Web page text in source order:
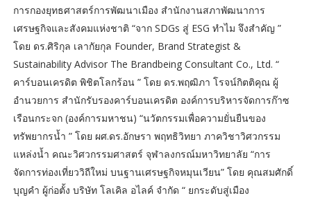
การกองยุทธศาสตร์การพัฒนาเมือง สำนักงานสภาพัฒนาการ
เศรษฐกิจและสังคมแห่งชาติ “จาก SDGs สู่ ESG ทำไม จึงสำคัญ ”
โดย ดร.ศิริกุล เลากัยกุล Founder, Brand Strategist &
Sustainability Advisor The Brandbeing Consultant Co., Ltd. “
คาร์บอนเครดิต พิชิตโลกร้อน ” โดย ดร.พฤฒิภา โรจน์กิตติคุณ ผู้
อำนวยการ สำนักรับรองคาร์บอนเครดิต องค์การบริหารจัดการก๊าซ
เรือนกระจก (องค์การมหาชน) “นวัตกรรมเพื่อความยั่นยืนของ
ทรัพยากรน้ำ ” โดย ผศ.ดร.อักษรา พฤทธิวิทยา ภาควิชาวิศวกรรม
แหล่งน้ำ คณะวิศวกรรมศาสตร์ จุฬาลงกรณ์มหาวิทยาลัย “การ
จัดการท่องเที่ยววิถีใหม่ บนฐานเศรษฐกิจหมุนเวียน” โดย คุณสมศักดิ์
บุญคำ ผู้ก่อตั้ง บริษัท โลเคิล อไลค์ จำกัด “ ยกระดับสู่เมือง